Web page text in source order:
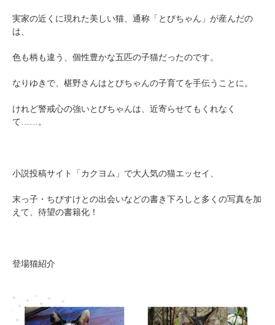
実家の近くに現れた美しい猫、通称「とびちゃん」が産んだの
は、
色も柄も違う、個性豊かな五匹の子猫だったのです。
なりゆきで、椹野さんはとびちゃんの子育てを手伝うことに。
けれど警戒心の強いとびちゃんは、近寄らせてもくれなく
て……。
小説投稿サイト「カクヨム」で大人気の猫エッセイ、
末っ子・ちびすけとの出会いなどの書き下ろしと多くの写真を加
えて、待望の書籍化！
登場猫紹介